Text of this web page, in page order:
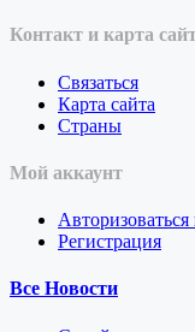
Контакт и карта
Связаться
Карта сайта
Страны
Мой аккаунт
Авторизоваться
Регистрация
Все Новости